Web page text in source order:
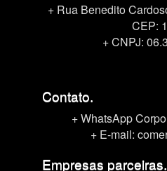
+ Rua Benedito
CEP:
+ CNPJ:
Contato.
+ WhatsApp
+ E-mail:
Empresas parceiras.